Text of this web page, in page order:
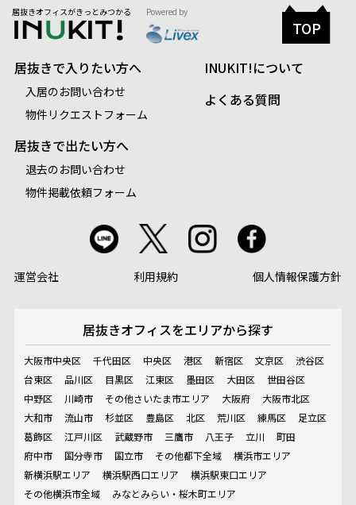
居抜きオフィスがきっとみつかる Powered by
居抜きで入りたい方へ
入居のお問い合わせ
物件リクエストフォーム
居抜きで出たい方へ
退去のお問い合わせ
物件掲載依頼フォーム
INUKIT!について
よくある質問
運営会社 利用規約 個人情報保護方針
居抜きオフィスをエリアから探す
大阪市中央区 千代田区 中央区 港区 新宿区 文京区
渋谷区
台東区
品川区 目黒区 江東区 墨田区 大田区
世田谷区
中野区
川崎市 その他さいたま市エリア 大阪府
大阪市北区
大和市
流山市 杉並区 豊島区 北区 荒川区 練馬区
足立区
葛飾区
江戸川区 武蔵野市 三鷹市 八王子 立川
町田
府中市
国分寺市 国立市 その他都下全域
横浜市エリア
新横浜駅エリア
横浜駅西口エリア
横浜駅東口エリア
その他横浜市全域
みなとみらい・桜木町エリア
TOP